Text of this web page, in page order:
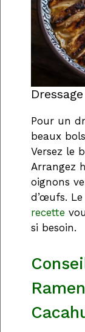
Pour un
beaux
Versez le
Arrangez
oignons
d’œufs. Le
recette
si besoin.